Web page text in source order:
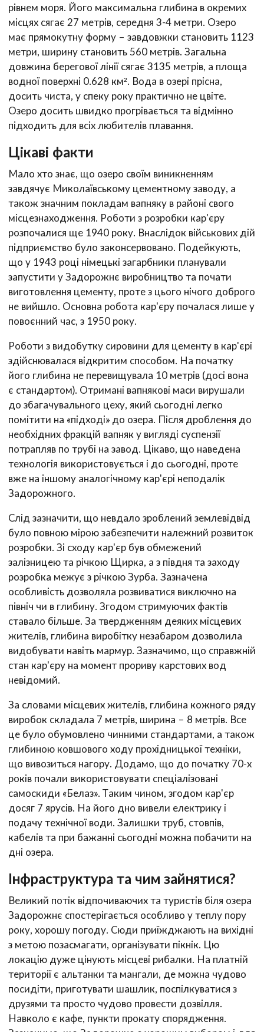
рівнем моря. Його максимальна глибина в окремих
місцях сягає 27 метрів, середня 3-4 метри. Озеро
має прямокутну форму – завдовжки становить 1123
метри, ширину становить 560 метрів. Загальна
довжина берегової лінії сягає 3135 метрів, а площа
водної поверхні 0.628 км². Вода в озері прісна,
досить чиста, у спеку року практично не цвіте.
Озеро досить швидко прогрівається та відмінно
підходить для всіх любителів плавання.
Цікаві факти
Мало хто знає, що озеро своїм виникненням
завдячує Миколаївському цементному заводу, а
також значним покладам вапняку в районі свого
місцезнаходження. Роботи з розробки кар'єру
розпочалися ще 1940 року. Внаслідок військових дій
підприємство було законсервовано. Подейкують,
що у 1943 році німецькі загарбники планували
запустити у Задорожнє виробництво та почати
виготовлення цементу, проте з цього нічого доброго
не вийшло. Основна робота кар'єру почалася лише у
повоєнний час, з 1950 року.
Роботи з видобутку сировини для цементу в кар'єрі
здійснювалася відкритим способом. На початку
його глибина не перевищувала 10 метрів (досі вона
є стандартом). Отримані вапнякові маси вирушали
до збагачувального цеху, який сьогодні легко
помітити на «підході» до озера. Після дроблення до
необхідних фракцій вапняк у вигляді суспензії
потрапляв по трубі на завод. Цікаво, що наведена
технологія використовується і до сьогодні, проте
вже на іншому аналогічному кар'єрі неподалік
Задорожного.
Слід зазначити, що невдало зроблений землевідвід
було повною мірою забезпечити належний розвиток
розробки. Зі сходу кар'єр був обмежений
залізницею та річкою Щирка, а з півдня та заходу
розробка межує з річкою Зурба. Зазначена
особливість дозволяла розвиватися виключно на
північ чи в глибину. Згодом стримуючих фактів
ставало більше. За твердженням деяких місцевих
жителів, глибина виробітку незабаром дозволила
видобувати навіть мармур. Зазначимо, що справжній
стан кар'єру на момент прориву карстових вод
невідомий.
За словами місцевих жителів, глибина кожного ряду
виробок складала 7 метрів, ширина – 8 метрів. Все
це було обумовлено чинними стандартами, а також
глибиною ковшового ходу прохідницької техніки,
що вивозиться нагору. Додамо, що до початку 70-х
років почали використовувати спеціалізовані
самоскиди «Белаз». Таким чином, згодом кар'єр
досяг 7 ярусів. На його дно вивели електрику і
подачу технічної води. Залишки труб, стовпів,
кабелів та при бажанні сьогодні можна побачити на
дні озера.
Інфраструктура та чим зайнятися?
Великий потік відпочиваючих та туристів біля озера
Задорожнє спостерігається особливо у теплу пору
року, хорошу погоду. Сюди приїжджають на вихідні
з метою позасмагати, організувати пікнік. Цю
локацію дуже цінують місцеві рибалки. На платній
території є альтанки та мангали, де можна чудово
посидіти, приготувати шашлик, поспілкуватися з
друзями та просто чудово провести дозвілля.
Навколо є кафе, пункти прокату спорядження.